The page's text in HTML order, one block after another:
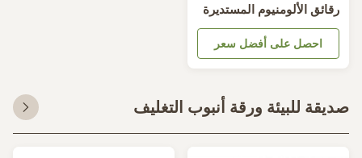
الألومنيوم المستديرة
الغذائية تغليف
الحلوى
احصل على أفضل سعر
للبيئة ورقة أنبوب التغليف